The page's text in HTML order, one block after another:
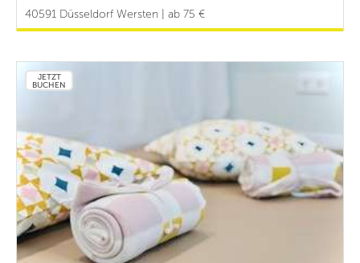
40591 Düsseldorf Wersten | ab 75 €
JETZT
BUCHEN